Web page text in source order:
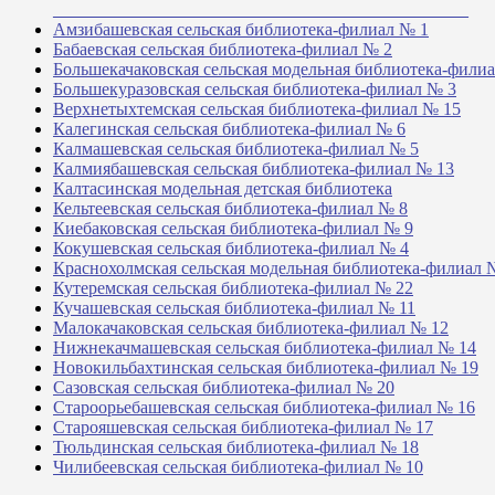
Амзибашевская сельская библиотека-филиал № 1
Бабаевская сельская библиотека-филиал № 2
Большекачаковская сельская модельная библиотека-
Большекуразовская сельская библиотека-филиал № 3
Верхнетыхтемская сельская библиотека-филиал № 15
Калегинская сельская библиотека-филиал № 6
Калмашевская сельская библиотека-филиал № 5
Калмиябашевская сельская библиотека-филиал № 13
Калтасинская модельная детская библиотека
Кельтеевская сельская библиотека-филиал № 8
Киебаковская сельская библиотека-филиал № 9
Кокушевская сельская библиотека-филиал № 4
Краснохолмская сельская модельная библиотека-филиал
Кутеремская сельская библиотека-филиал № 22
Кучашевская сельская библиотека-филиал № 11
Малокачаковская сельская библиотека-филиал № 12
Нижнекачмашевская сельская библиотека-филиал № 14
Новокильбахтинская сельская библиотека-филиал № 19
Сазовская сельская библиотека-филиал № 20
Староорьебашевская сельская библиотека-филиал № 16
Старояшевская сельская библиотека-филиал № 17
Тюльдинская сельская библиотека-филиал № 18
Чилибеевская сельская библиотека-филиал № 10